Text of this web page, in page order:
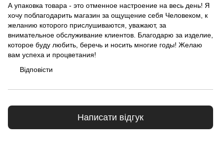
А упаковка товара - это отменное настроение на весь день! Я
хочу поблагодарить магазин за ощущение себя Человеком, к
желанию которого прислушиваются, уважают, за
внимательное обслуживание клиентов. Благодарю за изделие,
которое буду любить, беречь и носить многие годы! Желаю
вам успеха и процветания!
Відповісти
Написати відгук